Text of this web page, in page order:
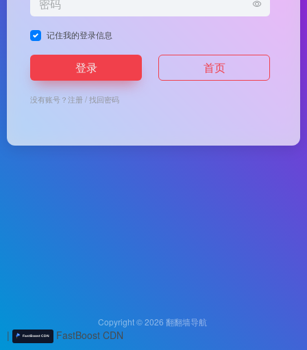
记住我的登录信息
登录 首页
没有账号？注册/找回密码
Copyright © 2026 翻翻墙导航
| FastBoost CDN